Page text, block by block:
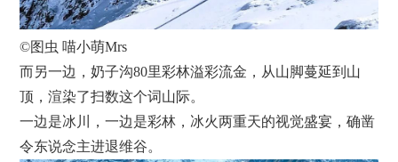
©图虫 喵小萌Mrs
而另一边，奶子沟80里彩林溢彩流金，从山脚蔓延到山
顶，渲染了扫数这个词山际。
一边是冰川，一边是彩林，冰火两重天的视觉盛宴，确凿
令东说念主进退维谷。